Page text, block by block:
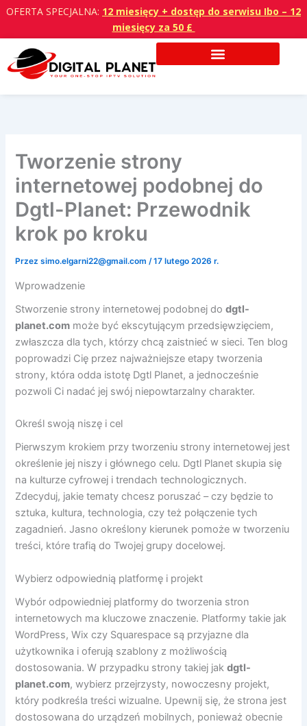
Przejdź
treści
OFERTA SPECJALNA: 12 miesięcy + dostęp do serwisu Ibo – 12
miesięcy za 50 £
Tworzenie strony
internetowej podobnej do
Dgtl-Planet: Przewodnik
krok po kroku
Przezsimo.elgarni22@gmail.com /17 lutego 2026 r.
Wprowadzenie
Stworzenie strony internetowej podobnej dodgtl-
planet.com może być ekscytującym przedsięwzięciem,
zwłaszcza dla tych, którzy chcą zaistnieć w sieci. Ten blog
poprowadzi Cię przez najważniejsze etapy tworzenia
strony, która odda istotę Dgtl Planet, a jednocześnie
pozwoli Ci nadać jej swój niepowtarzalny charakter.
Określ swoją niszę i cel
Pierwszym krokiem przy tworzeniu strony internetowej jest
określenie jej niszy i głównego celu. Dgtl Planet skupia się
na kulturze cyfrowej i trendach technologicznych.
Zdecyduj, jakie tematy chcesz poruszać – czy będzie to
sztuka, kultura, technologia, czy też połączenie tych
zagadnień. Jasno określony kierunek pomoże w tworzeniu
treści, które trafią do Twojej grupy docelowej.
Wybierz odpowiednią platformę i projekt
Wybór odpowiedniej platformy do tworzenia stron
internetowych ma kluczowe znaczenie. Platformy takie jak
WordPress, Wix czy Squarespace są przyjazne dla
użytkownika i oferują szablony z możliwością
dostosowania. W przypadku strony takiej jakdgtl-
planet.com, wybierz przejrzysty, nowoczesny projekt,
który podkreśla treści wizualne. Upewnij się, że strona jest
dostosowana do urządzeń mobilnych, ponieważ obecnie